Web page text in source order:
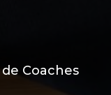
Coaches